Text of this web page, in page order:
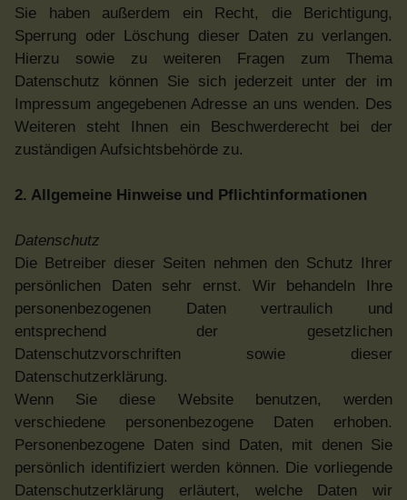
Sie haben außerdem ein Recht, die Berichtigung,
Sperrung oder Löschung dieser Daten zu verlangen.
Hierzu sowie zu weiteren Fragen zum Thema
Datenschutz können Sie sich jederzeit unter der im
Impressum angegebenen Adresse an uns wenden. Des
Weiteren steht Ihnen ein Beschwerderecht bei der
zuständigen Aufsichtsbehörde zu.
2. Allgemeine Hinweise und Pflichtinformationen
Datenschutz
Die Betreiber dieser Seiten nehmen den Schutz Ihrer
persönlichen Daten sehr ernst. Wir behandeln Ihre
personenbezogenen Daten vertraulich und
entsprechend der gesetzlichen
Datenschutzvorschriften sowie dieser
Datenschutzerklärung.
Wenn Sie diese Website benutzen, werden
verschiedene personenbezogene Daten erhoben.
Personenbezogene Daten sind Daten, mit denen Sie
persönlich identifiziert werden können. Die vorliegende
Datenschutzerklärung erläutert, welche Daten wir